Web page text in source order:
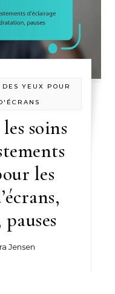
YEUX POUR
soins
les
Jensen